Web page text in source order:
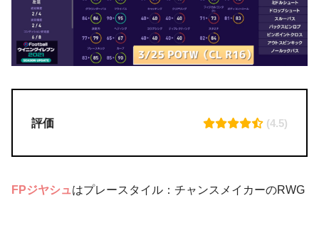
評価 (4.5)
FPジヤシュはプレースタイル：チャンスメイカーのRWG